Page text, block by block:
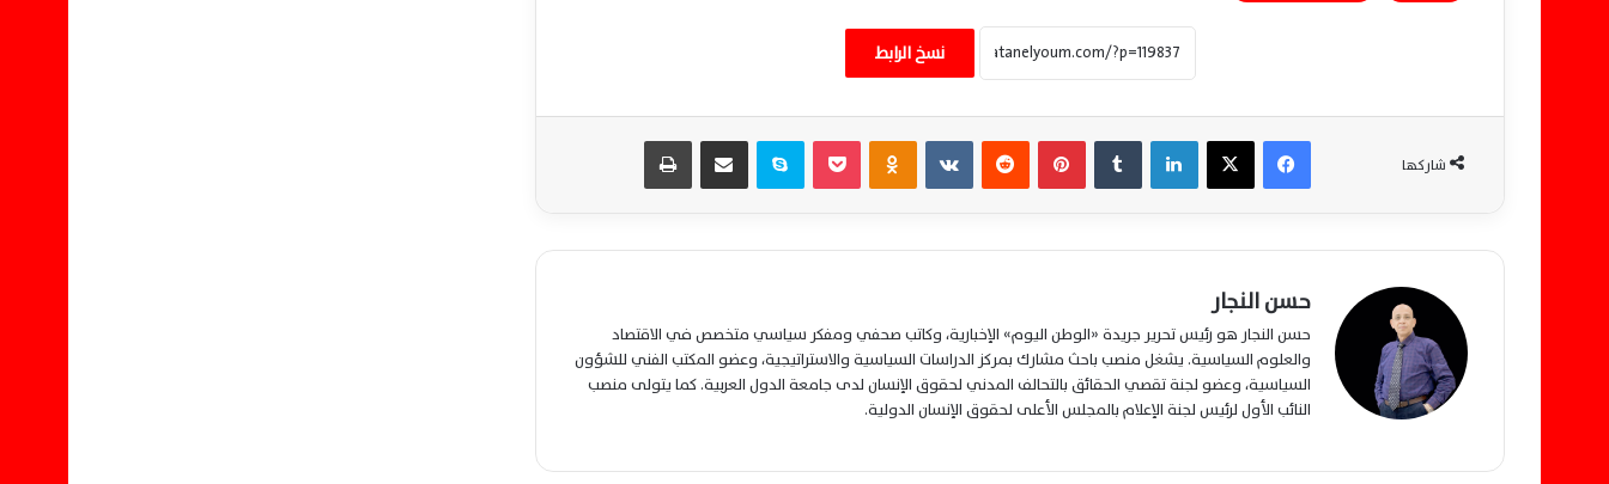
نسخ الرابط
شاركها
فيسبوك ‫X لينكدإن بينتيريست ‏VKontakte سكايب مشاركة عبر البريد
حسن النجار
حسن النجار هو رئيس تحرير جريدة «الوطن اليوم» الإخبارية، وكاتب صحفي ومفكر سياسي متخصص في الاقتصاد
والعلوم السياسية. يشغل منصب باحث مشارك بمركز الدراسات السياسية والاستراتيجية، وعضو المكتب الفني للشؤون
السياسية، وعضو لجنة تقصي الحقائق بالتحالف المدني لحقوق الإنسان لدى جامعة الدول العربية. كما يتولى منصب
النائب الأول لرئيس لجنة الإعلام بالمجلس الأعلى لحقوق الإنسان الدولية.
لقاء أحمد عز وأنغام أمام الأهرامات يشعل
الجدل حول عودتهما مجددًا- فيديو
أبكت الملايين وودعت أمير الغناء الأصيل
حسن النجار : وداع يليق بفنان الأجيال.. جنازة
هاني شاكر تتحول إلى ملحمة حب إنسانية
حضور فني وإعلامي كبير